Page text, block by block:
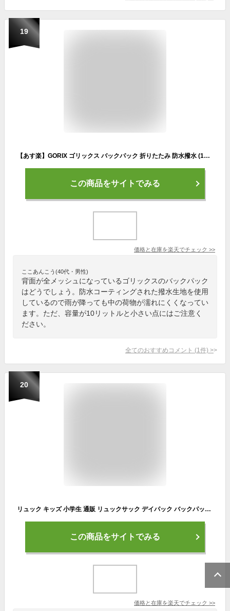
19
【あす楽】GORIX ゴリックス バックパック 折りたたみ 防水撥水 (10L) 超軽量 リュック メンズ レディース(AIRY) 自転車 スポーツ 多機能 蒸れにくい背中メッシュ ヘルメット掛け 旅行 ツーリング
この商品をサイトでみる
価格と在庫を楽天でチェック >>
ここあんこう(40代・男性)
背面が全メッシュになっているゴリックスのバックパック
はどうでしょう。防水コーティングされた撥水生地を使用
しているので雨が降っても中の荷物が濡れにくくなってい
ます。ただ、容量が10リットルと小さい点にはご注意く
ださい。
全てのおすすめコメント (1 件) >
20
リュック キッズ 小学生 通販 リュックサック デイパック バックパック キッズリュック 男の子 女の子 小学校 高学年 遠足 教科書 A4 大容量 通気性 撥水 はっ水 ナイロン 軽量 かっこいい サイドポケット アウトドア キャンプ 通学 おしゃれ
この商品をサイトでみる
価格と在庫を楽天でチェック >>